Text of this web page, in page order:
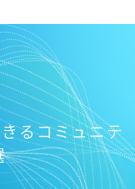
るコミュニテ